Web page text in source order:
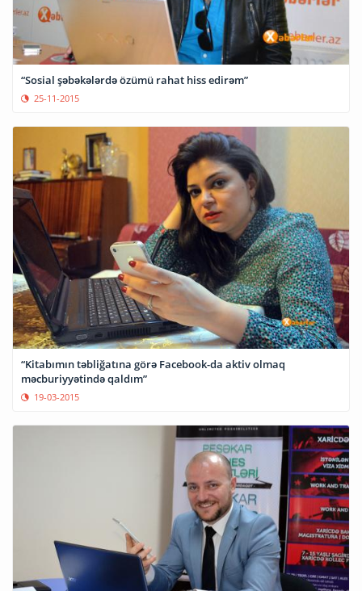
“Sosial şəbəkələrdə özümü rahat hiss edirəm”
25-11-2015
“Kitabımın təbliğatına görə Facebook-da aktiv olmaq
məcburiyyətində qaldım”
19-03-2015